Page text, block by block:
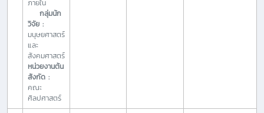
ภายใน
กลุ่มนัก
วิจัย :
มนุษยศาสตร์
และ
สังคมศาสตร์
หน่วยงานต้น
สังกัด :
คณะ
ศิลปศาสตร์